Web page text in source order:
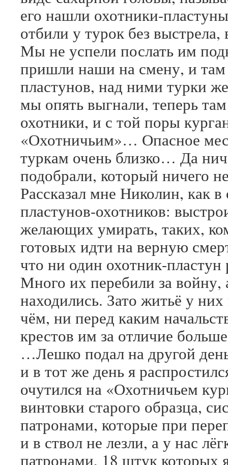
его нашли охотники-
отбили у турок без
Мы не успели послать им
пришли наши на смену, и там
пластунов, над ними турки
мы опять выгнали, теперь
охотники, и с той поры
«Охотничьим»… Опасное
туркам очень близко… Да
подобрали, который ничего
Рассказал мне Николин, как
пластунов-охотников:
желающих умирать, таких,
готовых идти на верную
что ни один охотник-
Много их перебили за войну,
находились. Зато житьё у
чём, ни перед каким
крестов им за отличие
…Лешко подал на другой
и в тот же день я
очутился на «Охотничьем
винтовки старого образца,
патронами, которые при
и в ствол не лезли, а у нас
патронами, 18 штук которых